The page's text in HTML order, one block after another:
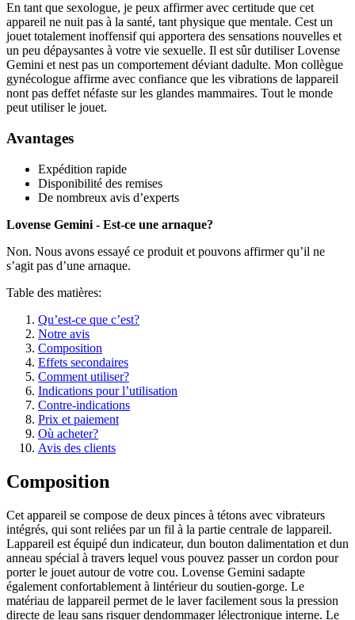
En tant que sexologue, je peux affirmer avec certitude que cet
appareil ne nuit pas à la santé, tant physique que mentale. Cest un
jouet totalement inoffensif qui apportera des sensations nouvelles et
un peu dépaysantes à votre vie sexuelle. Il est sûr dutiliser Lovense
Gemini et nest pas un comportement déviant dadulte. Mon collègue
gynécologue affirme avec confiance que les vibrations de lappareil
nont pas deffet néfaste sur les glandes mammaires. Tout le monde
peut utiliser le jouet.
Avantages
Expédition rapide
Disponibilité des remises
De nombreux avis d’experts
Lovense Gemini - Est-ce une arnaque?
Non. Nous avons essayé ce produit et pouvons affirmer qu’il ne
s’agit pas d’une arnaque.
Table des matières:
Qu’est-ce que c’est?
Notre avis
Composition
Effets secondaires
Comment utiliser?
Indications pour l’utilisation
Contre-indications
Prix et paiement
Où acheter?
Avis des clients
Composition
Cet appareil se compose de deux pinces à tétons avec vibrateurs
intégrés, qui sont reliées par un fil à la partie centrale de lappareil.
Lappareil est équipé dun indicateur, dun bouton dalimentation et dun
anneau spécial à travers lequel vous pouvez passer un cordon pour
porter le jouet autour de votre cou. Lovense Gemini sadapte
également confortablement à lintérieur du soutien-gorge. Le
matériau de lappareil permet de le laver facilement sous la pression
directe de leau sans risquer dendommager lélectronique interne. Le